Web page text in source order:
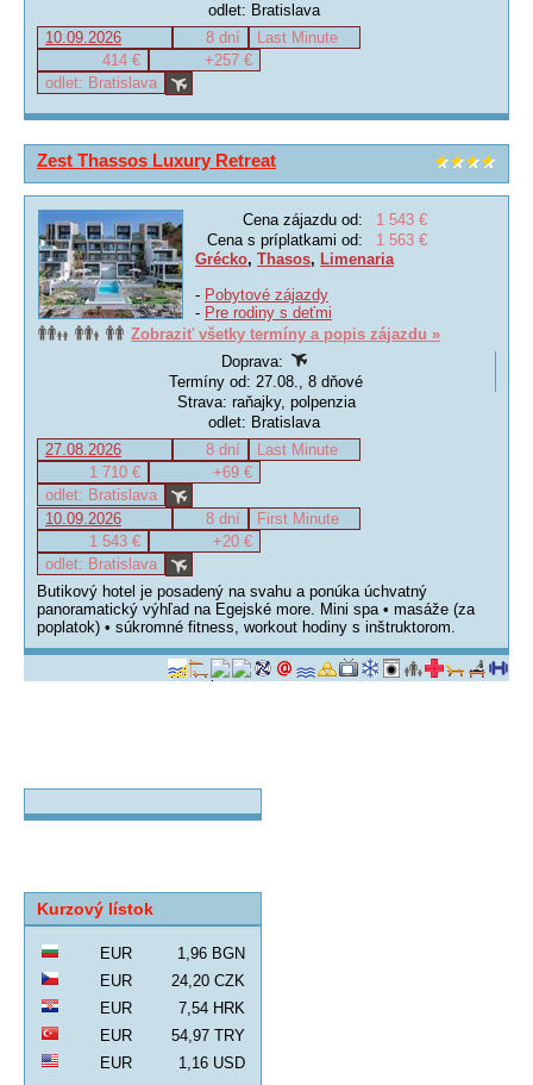
odlet: Bratislava
10.09.2026
8 dní
Last Minute
414 €
+257 €
odlet: Bratislava
Zest Thassos Luxury Retreat
Cena zájazdu od:
1 543 €
Cena s príplatkami od:
1 563 €
Grécko, Thasos, Limenaria
- Pobytové zájazdy
- Pre rodiny s deťmi
Zobraziť všetky termíny a popis zájazdu »
Doprava:
Termíny od: 27.08., 8 dňové
Strava: raňajky, polpenzia
odlet: Bratislava
27.08.2026
8 dní
Last Minute
1 710 €
+69 €
odlet: Bratislava
10.09.2026
8 dní
First Minute
1 543 €
+20 €
odlet: Bratislava
Butikový hotel je posadený na svahu a ponúka úchvatný
panoramatický výhľad na Egejské more. Mini spa • masáže (za
poplatok) • súkromné fitness, workout hodiny s inštruktorom.
Kurzový lístok
EUR
1,96 BGN
EUR
24,20 CZK
EUR
7,54 HRK
EUR
54,97 TRY
EUR
1,16 USD